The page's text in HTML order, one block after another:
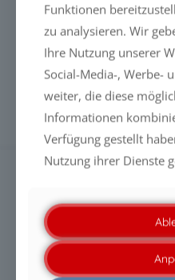
Die CCM GmbH hat die
neues Vlies umgestellt, das
Diese Tücher enthalten
Funktionen
zu analysieren. Wir
Ihre Nutzung unserer
Social-Media-, Werbe-
weiter, die diese
Informationen
Verfügung gestellt
Nutzung ihrer Dienste